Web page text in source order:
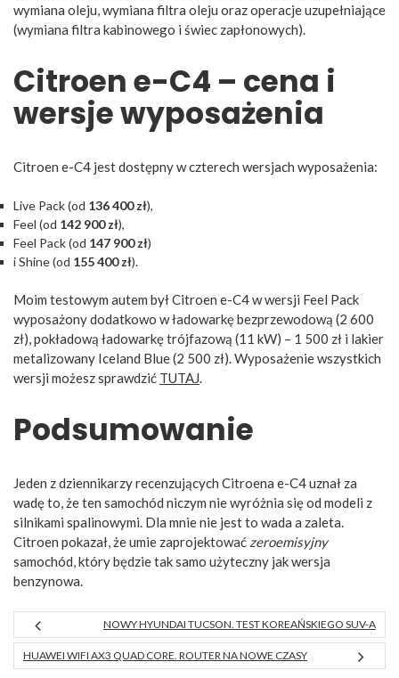
wymiana oleju, wymiana filtra oleju oraz operacje uzupełniające
(wymiana filtra kabinowego i świec zapłonowych).
Citroen e-C4 – cena i
wersje wyposażenia
Citroen e-C4 jest dostępny w czterech wersjach wyposażenia:
Live Pack (od 136 400 zł),
Feel (od 142 900 zł),
Feel Pack (od 147 900 zł)
i Shine (od 155 400 zł).
Moim testowym autem był Citroen e-C4 w wersji Feel Pack
wyposażony dodatkowo w ładowarkę bezprzewodową (2 600
zł), pokładową ładowarkę trójfazową (11 kW) – 1 500 zł i lakier
metalizowany Iceland Blue (2 500 zł). Wyposażenie wszystkich
wersji możesz sprawdzić TUTAJ.
Podsumowanie
Jeden z dziennikarzy recenzujących Citroena e-C4 uznał za
wadę to, że ten samochód niczym nie wyróżnia się od modeli z
silnikami spalinowymi. Dla mnie nie jest to wada a zaleta.
Citroen pokazał, że umie zaprojektować zeroemisyjny
samochód, który będzie tak samo użyteczny jak wersja
benzynowa.
NOWY HYUNDAI TUCSON. TEST KOREAŃSKIEGO SUV-A
HUAWEI WIFI AX3 QUAD CORE. ROUTER NA NOWE CZASY